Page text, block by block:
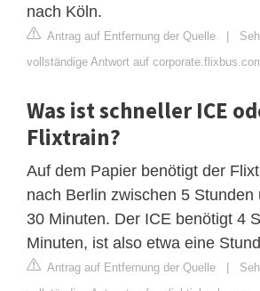
nach Köln.
Antrag auf Entfernung der Quelle |
vollständige Antwort auf
Was ist schneller ICE
Flixtrain?
Auf dem Papier benötigt der
nach Berlin zwischen 5 Stunden
30 Minuten. Der ICE benötigt 4
Minuten, ist also etwa eine
Antrag auf Entfernung der Quelle |